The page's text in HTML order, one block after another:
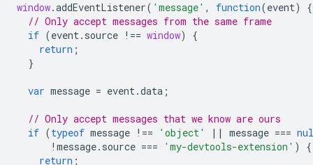
window.addEventListener( 'message' , function(event)
{
// Only accept messages from the same frame
if (event. source !== window)
{
return ;
}
var message = event.data ;
// Only accept messages that we know are ours
if (typeof message !== 'object' || message ===
! message. source === 'my-devtools-extension' )
{
return ;